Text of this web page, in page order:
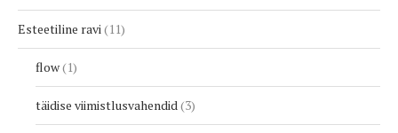
Esteetiline ravi 11
flow 1
täidise viimistlusvahendid 3